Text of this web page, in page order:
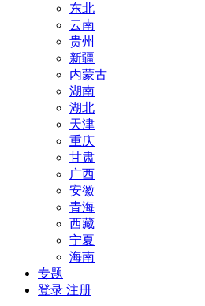
东北
云南
贵州
新疆
内蒙古
湖南
湖北
天津
重庆
甘肃
广西
安徽
青海
西藏
宁夏
海南
专题
登录 注册